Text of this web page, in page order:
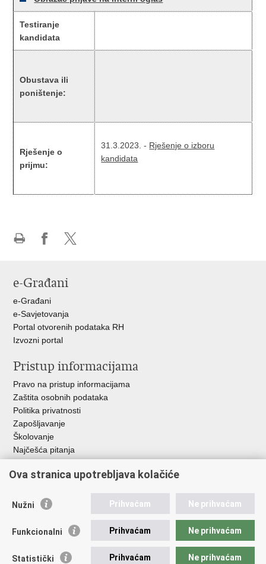
Testiranje
kandidata
Obustava ili
poništenje:
Rješenje o
prijmu:
31.3.2023. - Rješenje o izboru
kandidata
Facebooku
X-
e-Građani
e-Građani
e-Savjetovanja
Portal otvorenih podataka RH
Izvozni portal
Pristup informacijama
Pravo na pristup informacijama
Zaštita osobnih podataka
Politika privatnosti
Zapošljavanje
Školovanje
Najčešća pitanja
Važne poveznice
EMN Nacionalna kontaktna točka za Republiku Hrvatsku
Policijska akademija
Zaklada policijske solidarnosti
Ova stranica upotrebljava kolačiće
Nužni Prihvaćam Ne prihvaćam
Funkcionalni Prihvaćam Ne prihvaćam
Statistički Prihvaćam Ne prihvaćam